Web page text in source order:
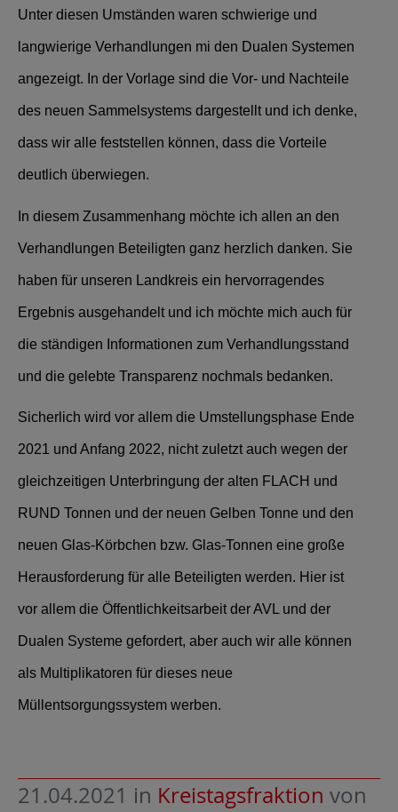
Unter diesen Umständen waren schwierige und
langwierige Verhandlungen mi den Dualen Systemen
angezeigt. In der Vorlage sind die Vor- und Nachteile
des neuen Sammelsystems dargestellt und ich denke,
dass wir alle feststellen können, dass die Vorteile
deutlich überwiegen.
In diesem Zusammenhang möchte ich allen an den
Verhandlungen Beteiligten ganz herzlich danken. Sie
haben für unseren Landkreis ein hervorragendes
Ergebnis ausgehandelt und ich möchte mich auch für
die ständigen Informationen zum Verhandlungsstand
und die gelebte Transparenz nochmals bedanken.
Sicherlich wird vor allem die Umstellungsphase Ende
2021 und Anfang 2022, nicht zuletzt auch wegen der
gleichzeitigen Unterbringung der alten FLACH und
RUND Tonnen und der neuen Gelben Tonne und den
neuen Glas-Körbchen bzw. Glas-Tonnen eine große
Herausforderung für alle Beteiligten werden. Hier ist
vor allem die Öffentlichkeitsarbeit der AVL und der
Dualen Systeme gefordert, aber auch wir alle können
als Multiplikatoren für dieses neue
Müllentsorgungssystem werben.
21.04.2021 in Kreistagsfraktion von